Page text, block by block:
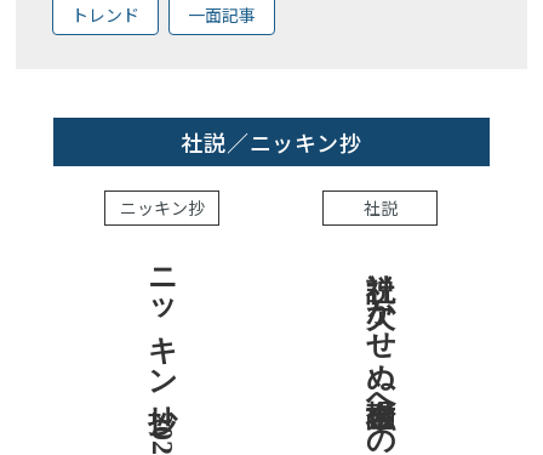
トレンド 一面記事
社説／ニッキン抄
ニッキン抄
ニッキン抄 2026.7.31
社説
社説 欠かせぬ金融市場への目配り